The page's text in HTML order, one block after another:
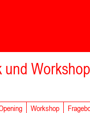
und
Workshop